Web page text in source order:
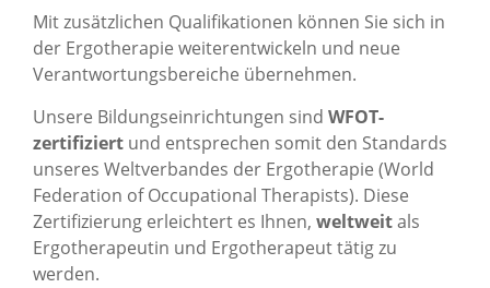
Mit zusätzlichen Qualifikationen können Sie sich in
der Ergotherapie weiterentwickeln und neue
Verantwortungsbereiche übernehmen.
Unsere Bildungseinrichtungen sind WFOT-
zertifiziert und entsprechen somit den Standards
unseres Weltverbandes der Ergotherapie (World
Federation of Occupational Therapists). Diese
Zertifizierung erleichtert es Ihnen, weltweitals
Ergotherapeutin und Ergotherapeut tätig zu
werden.